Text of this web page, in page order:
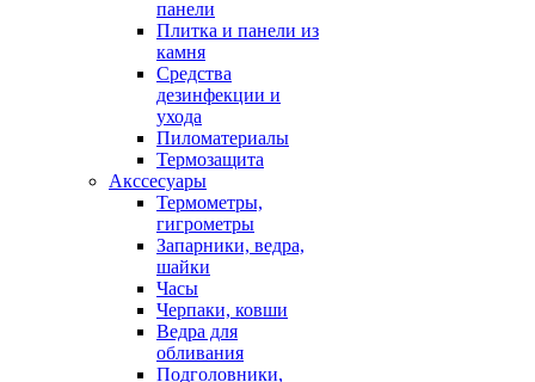
панели
Плитка и панели из
камня
Средства
дезинфекции и
ухода
Пиломатериалы
Термозащита
Аксcесуары
Термометры,
гигрометры
Запарники, ведра,
шайки
Часы
Черпаки, ковши
Ведра для
обливания
Подголовники,